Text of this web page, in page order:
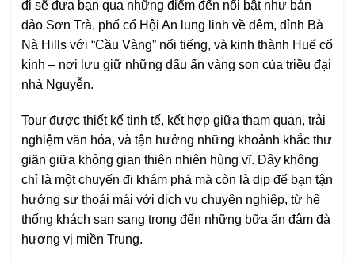
đi sẽ đưa bạn qua những điểm đến nổi bật như bán
đảo Sơn Trà, phố cổ Hội An lung linh về đêm, đỉnh Bà
Nà Hills với “Cầu Vàng” nổi tiếng, và kinh thành Huế cổ
kính – nơi lưu giữ những dấu ấn vàng son của triều đại
nhà Nguyễn.
Tour được thiết kế tinh tế, kết hợp giữa tham quan, trải
nghiệm văn hóa, và tận hưởng những khoảnh khắc thư
giãn giữa không gian thiên nhiên hùng vĩ. Đây không
chỉ là một chuyến đi khám phá mà còn là dịp để bạn tận
hưởng sự thoải mái với dịch vụ chuyên nghiệp, từ hệ
thống khách sạn sang trọng đến những bữa ăn đậm đà
hương vị miền Trung.